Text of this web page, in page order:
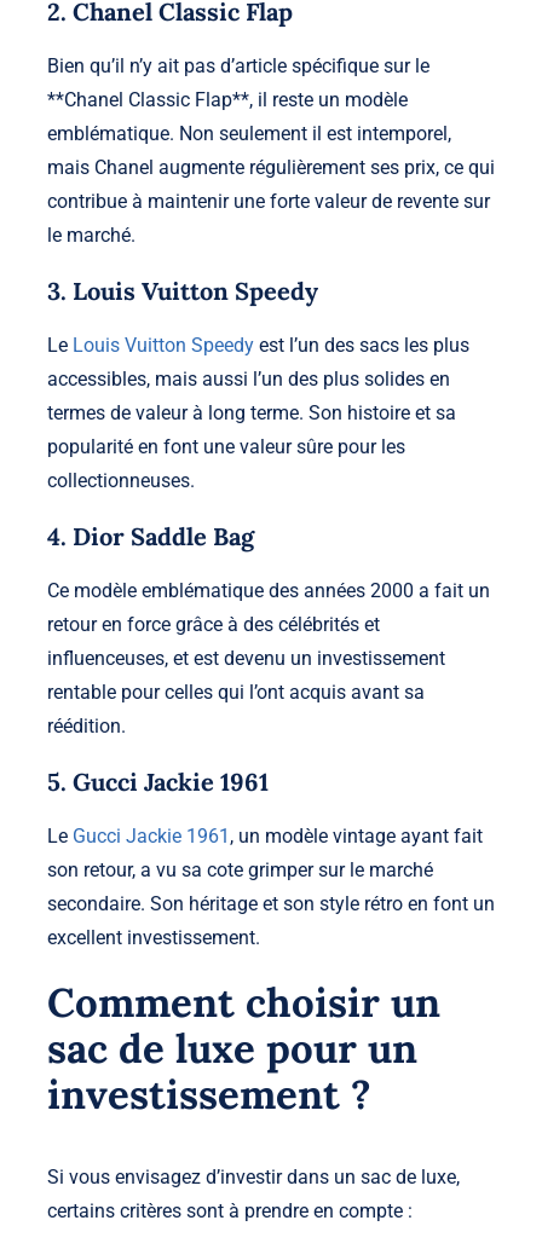
2. Chanel Classic Flap
Bien qu’il n’y ait pas d’article spécifique sur le
**Chanel Classic Flap**, il reste un modèle
emblématique. Non seulement il est intemporel,
mais Chanel augmente régulièrement ses prix, ce qui
contribue à maintenir une forte valeur de revente sur
le marché.
3. Louis Vuitton Speedy
Le Louis Vuitton Speedyest l’un des sacs les plus
accessibles, mais aussi l’un des plus solides en
termes de valeur à long terme. Son histoire et sa
popularité en font une valeur sûre pour les
collectionneuses.
4. Dior Saddle Bag
Ce modèle emblématique des années 2000 a fait un
retour en force grâce à des célébrités et
influenceuses, et est devenu un investissement
rentable pour celles qui l’ont acquis avant sa
réédition.
5. Gucci Jackie 1961
Le Gucci Jackie 1961 , un modèle vintage ayant fait
son retour, a vu sa cote grimper sur le marché
secondaire. Son héritage et son style rétro en font un
excellent investissement.
Comment choisir un
sac de luxe pour un
investissement ?
Si vous envisagez d’investir dans un sac de luxe,
certains critères sont à prendre en compte :